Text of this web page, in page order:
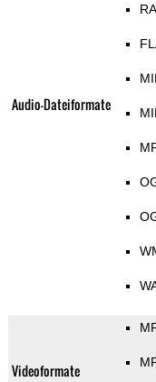
Audio-Dateiformate
RA
Videoformate